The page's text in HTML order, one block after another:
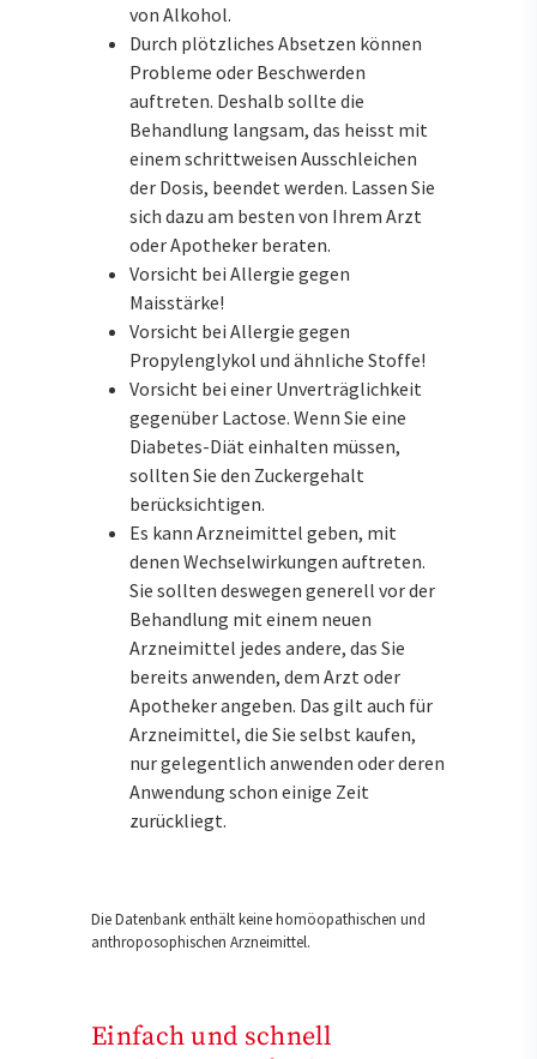
von Alkohol.
Durch plötzliches Absetzen können
Probleme oder Beschwerden
auftreten. Deshalb sollte die
Behandlung langsam, das heisst mit
einem schrittweisen Ausschleichen
der Dosis, beendet werden. Lassen Sie
sich dazu am besten von Ihrem Arzt
oder Apotheker beraten.
Vorsicht bei Allergie gegen
Maisstärke!
Vorsicht bei Allergie gegen
Propylenglykol und ähnliche Stoffe!
Vorsicht bei einer Unverträglichkeit
gegenüber Lactose. Wenn Sie eine
Diabetes-Diät einhalten müssen,
sollten Sie den Zuckergehalt
berücksichtigen.
Es kann Arzneimittel geben, mit
denen Wechselwirkungen auftreten.
Sie sollten deswegen generell vor der
Behandlung mit einem neuen
Arzneimittel jedes andere, das Sie
bereits anwenden, dem Arzt oder
Apotheker angeben. Das gilt auch für
Arzneimittel, die Sie selbst kaufen,
nur gelegentlich anwenden oder deren
Anwendung schon einige Zeit
zurückliegt.
Die Datenbank enthält keine homöopathischen und
anthroposophischen Arzneimittel.
Einfach und schnell